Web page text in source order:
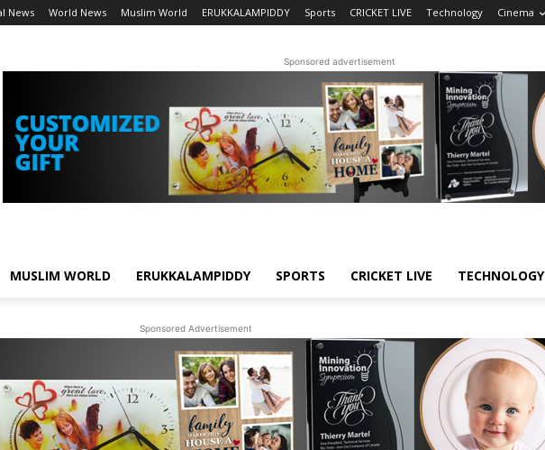
News World News Muslim World ERUKKALAMPIDDY Sports CRICKET LIVE Technology Cinema
Sponsored advertisement
MUSLIM WORLD ERUKKALAMPIDDY SPORTS CRICKET LIVE TECHNOLOGY
Sponsored Advertisement